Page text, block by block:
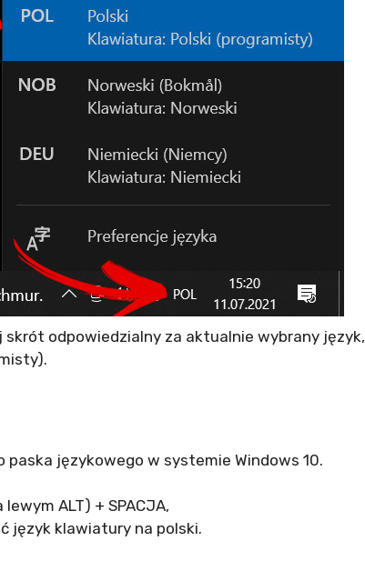
skrót odpowiedzialny za aktualnie wybrany język,
językowego w systemie Windows 10.
lewym ALT) + SPACJA,
język klawiatury na polski.